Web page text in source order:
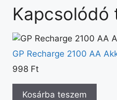
Kapcsolódó
GP Recharge 2100 AA
998 Ft
Kosárba teszem